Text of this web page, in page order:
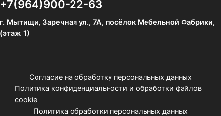
+7(964)900-22-63
г. Мытищи, Заречная ул., 7А, посёлок Мебельной Фабрики,
(этаж 1)
Согласие на обработку персональных данных
Политика конфиденциальности и обработки файлов
cookie
Политика обработки персональных данных